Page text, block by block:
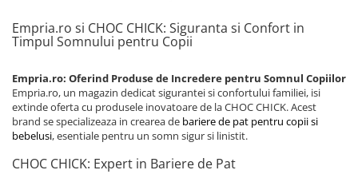
Empria.ro si CHOC CHICK: Siguranta si Confort in
Timpul Somnului pentru Copii
Empria.ro: Oferind Produse de Incredere pentru Somnul Copiilor
Empria.ro, un magazin dedicat sigurantei si confortului familiei, isi
extinde oferta cu produsele inovatoare de la CHOC CHICK. Acest
brand se specializeaza in crearea de bariere de pat pentru copii si
bebelusi, esentiale pentru un somn sigur si linistit.
CHOC CHICK: Expert in Bariere de Pat